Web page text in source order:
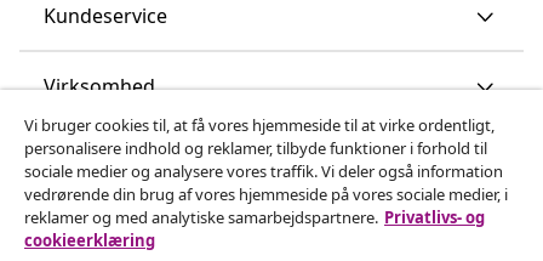
Kundeservice
Virksomhed
vidaXL
Opdag mere
Vi bruger cookies til, at få vores hjemmeside til at virke ordentligt,
personalisere indhold og reklamer, tilbyde funktioner i forhold til
sociale medier og analysere vores traffik. Vi deler også information
vedrørende din brug af vores hjemmeside på vores sociale medier, i
reklamer og med analytiske samarbejdspartnere. Privatlivs- og
cookieerklæring